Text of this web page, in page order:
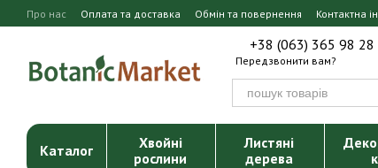
Перейти до основного контенту
Про нас Оплата та доставка Обмін та повернення Контактна
+38 (063) 365 98 28
Передзвонити вам?
Каталог
Хвойні
рослини
Листяні
дерева